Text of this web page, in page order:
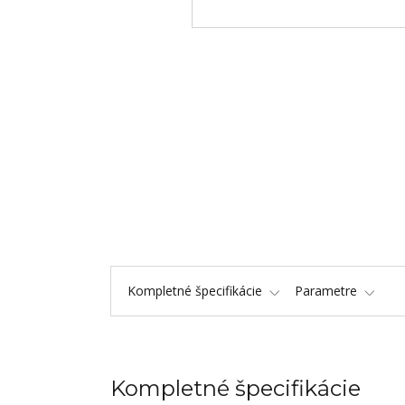
Kompletné špecifikácie Parametre
Kompletné špecifikácie